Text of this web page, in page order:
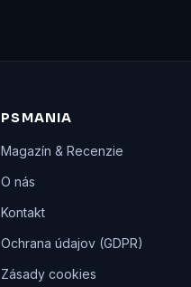
PSMANIA
Magazín & Recenzie
O nás
Kontakt
Ochrana údajov (GDPR)
Zásady cookies